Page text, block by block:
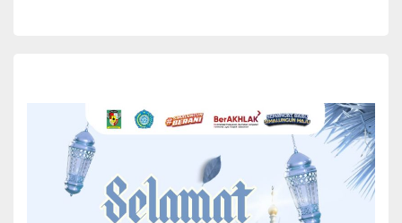
Harungguan Djabanten Damanik, Kantor Bupati Simalungun,
Pamatang Raya, Sumut, Selasa (25/3/2025).
Bupati Simalungun Bersama Wakil Bupati Hadiri Pisah
Sambut Kapolres Simalungun, Sinergitas Unsur
Pemerintah Dan Polri Diharapkan Semakin Kuat